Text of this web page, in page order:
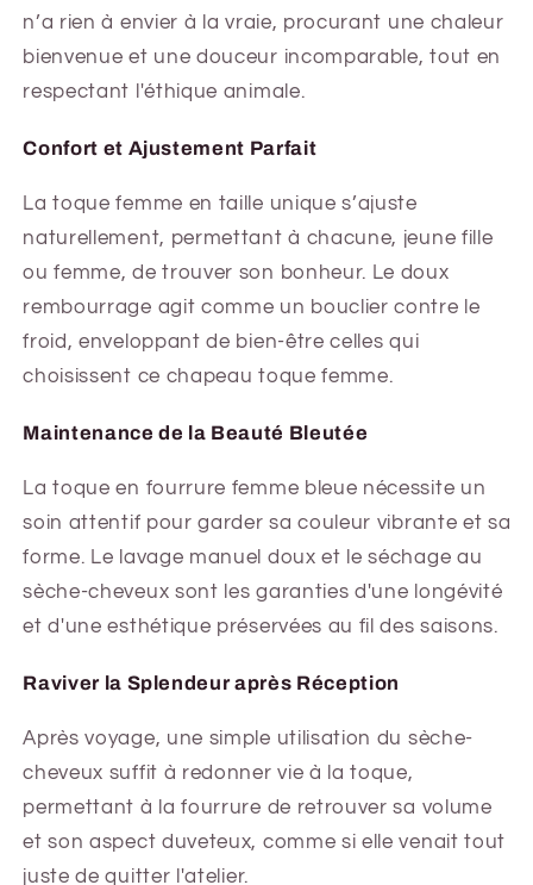
n’a rien à envier à la vraie, procurant une chaleur
bienvenue et une douceur incomparable, tout en
respectant l'éthique animale.
Confort et Ajustement Parfait
La toque femme en taille unique s’ajuste
naturellement, permettant à chacune, jeune fille
ou femme, de trouver son bonheur. Le doux
rembourrage agit comme un bouclier contre le
froid, enveloppant de bien-être celles qui
choisissent ce chapeau toque femme.
Maintenance de la Beauté Bleutée
La toque en fourrure femme bleue nécessite un
soin attentif pour garder sa couleur vibrante et sa
forme. Le lavage manuel doux et le séchage au
sèche-cheveux sont les garanties d'une longévité
et d'une esthétique préservées au fil des saisons.
Raviver la Splendeur après Réception
Après voyage, une simple utilisation du sèche-
cheveux suffit à redonner vie à la toque,
permettant à la fourrure de retrouver sa volume
et son aspect duveteux, comme si elle venait tout
juste de quitter l'atelier.